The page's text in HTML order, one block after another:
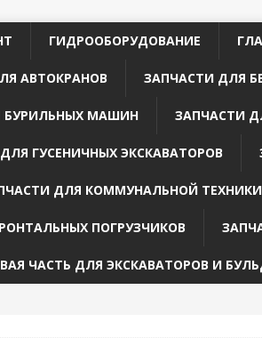
ГИДРООБОРУДОВАНИЕ
АВТОКРАНОВ ЗАПЧАСТИ ДЛЯ
БУРИЛЬНЫХ МАШИН ЗАПЧАСТИ
ГУСЕНИЧНЫХ ЭКСКАВАТОРОВ
ДЛЯ КОММУНАЛЬНОЙ ТЕХНИКИ
ПОГРУЗЧИКОВ
ЧАСТЬ ДЛЯ ЭКСКАВАТОРОВ И